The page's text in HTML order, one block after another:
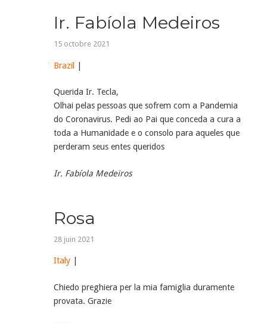
Ir. Fabíola Medeiros
15 octobre 2021
Brazil |
Querida Ir. Tecla,
Olhai pelas pessoas que sofrem com a Pandemia
do Coronavirus. Pedi ao Pai que conceda a cura a
toda a Humanidade e o consolo para aqueles que
perderam seus entes queridos
Ir. Fabíola Medeiros
Rosa
28 juin 2021
Italy
Chiedo preghiera per la mia famiglia duramente
provata. Grazie